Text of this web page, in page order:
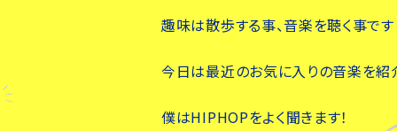
趣味は散歩する事、音楽を聴く事です
今日は最近のお気に入りの音楽を紹
僕はHIPHOPをよく聞きます！